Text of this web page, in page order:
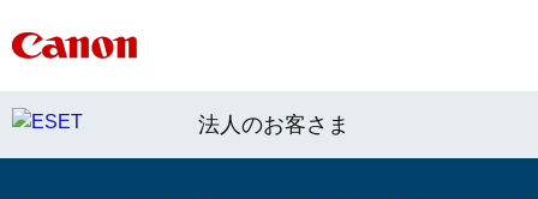
法人のお客さま